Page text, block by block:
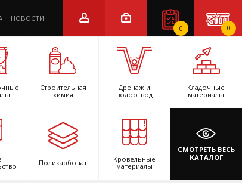
НОВОСТИ
0 0
Строительная
химия
Дренаж и
водоотвод
Кладочные
материалы
Поликарбонат
Кровельные
материалы
СМОТРЕТЬ ВЕСЬ
КАТАЛОГ